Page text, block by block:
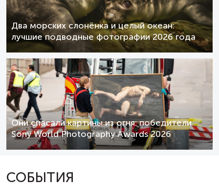
Два морских слонёнка и целый океан:
лучшие подводные фотографии 2026 года
Они спасали картины из огня: победители
Sony World Photography Awards 2026
СОБЫТИЯ